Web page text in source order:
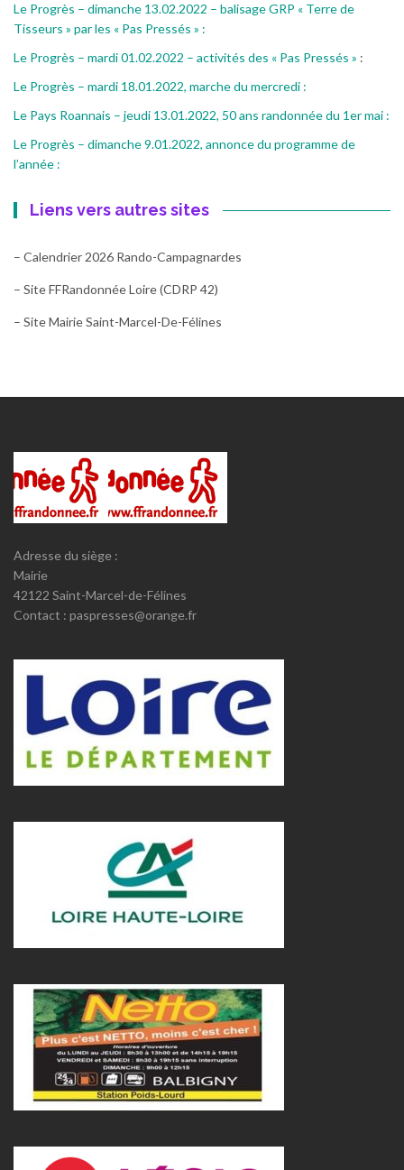
Le Progrès – dimanche 13.02.2022 – balisage GRP « Terre de
Tisseurs » par les « Pas Pressés » :
Le Progrès – mardi 01.02.2022 – activités des « Pas Pressés » :
Le Progrès – mardi 18.01.2022, marche du mercredi :
Le Pays Roannais – jeudi 13.01.2022, 50 ans randonnée du 1er mai :
Le Progrès – dimanche 9.01.2022, annonce du programme de
l’année :
Liens vers autres sites
– Calendrier 2026 Rando-Campagnardes
– Site FFRandonnée Loire (CDRP 42)
– Site Mairie Saint-Marcel-De-Félines
Adresse du siège :
Mairie
42122 Saint-Marcel-de-Félines
Contact : paspresses@orange.fr